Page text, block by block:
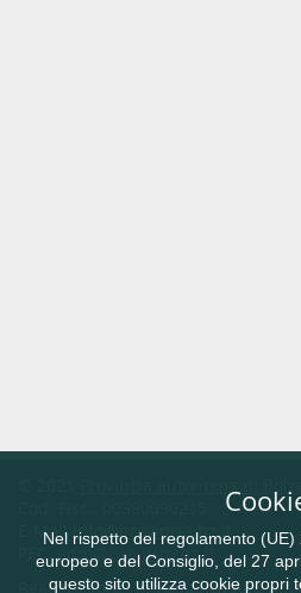
E-Mail info@provincia.bz.it
PEC:adm@pec.prov.bz.it
Realizzazione: Informatica Alto
Nel rispetto del regolamento
europeo e del Consiglio, del 27
questo sito utilizza cookie propri